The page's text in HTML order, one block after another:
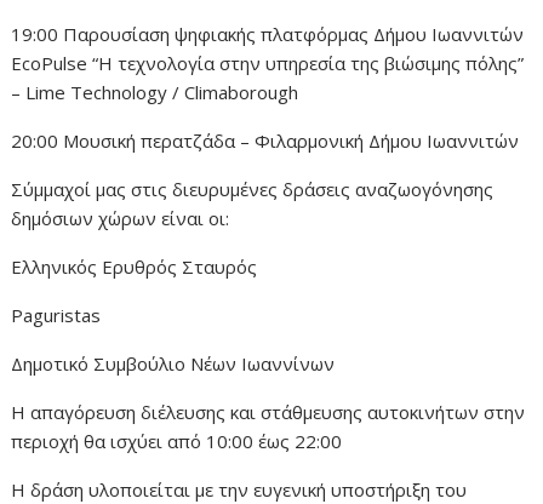
19:00 Παρουσίαση ψηφιακής πλατφόρμας Δήμου Ιωαννιτών
EcoPulse “Η τεχνολογία στην υπηρεσία της βιώσιμης πόλης”
– Lime Technology / Climaborough
20:00 Μουσική περατζάδα – Φιλαρμονική Δήμου Ιωαννιτών
Σύμμαχοί μας στις διευρυμένες δράσεις αναζωογόνησης
δημόσιων χώρων είναι οι:
Ελληνικός Ερυθρός Σταυρός
Paguristas
Δημοτικό Συμβούλιο Νέων Ιωαννίνων
Η απαγόρευση διέλευσης και στάθμευσης αυτοκινήτων στην
περιοχή θα ισχύει από 10:00 έως 22:00
Η δράση υλοποιείται με την ευγενική υποστήριξη του